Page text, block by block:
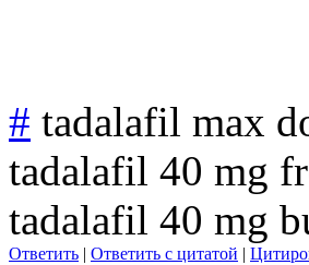
# tadalafil max
tadalafil 40 mg
tadalafil 40 mg
Ответить | Ответить с цитатой |